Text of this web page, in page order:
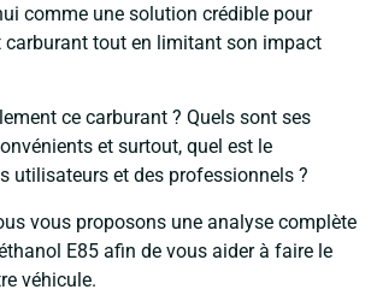
comme une solution crédible pour
carburant tout en limitant son impact
ce carburant ? Quels sont ses
et surtout, quel est le
utilisateurs et des professionnels ?
vous proposons une analyse complète
E85 afin de vous aider à faire le
véhicule.